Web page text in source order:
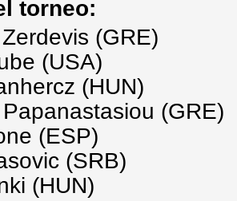
torneo:
(GRE)
(USA)
(HUN)
(GRE)
(ESP)
(SRB)
(HUN)